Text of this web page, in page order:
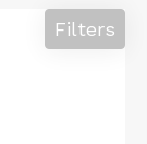
Filters